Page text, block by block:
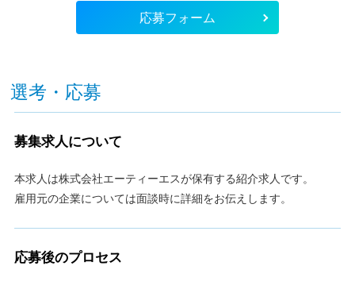
応募フォーム
選考・応募
募集求人について
本求人は株式会社エーティーエスが保有する紹介求人です。
雇用元の企業については面談時に詳細をお伝えします。
応募後のプロセス